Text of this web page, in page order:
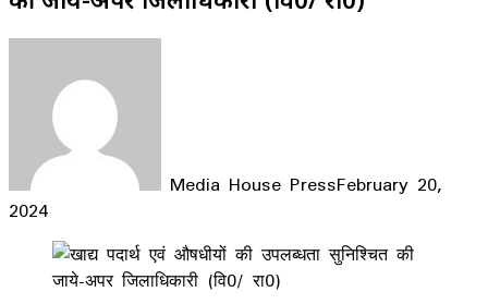
Media House PressFebruary 20,
2024
Facebook
LinkedIn
WhatsApp
Telegram